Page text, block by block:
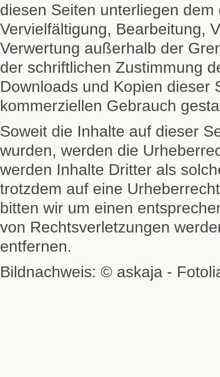
diesen Seiten unterliegen
Vervielfältigung, Bearbeitung,
Verwertung außerhalb der
der schriftlichen Zustimmung
Downloads und Kopien dieser
kommerziellen Gebrauch
Soweit die Inhalte auf dieser
wurden, werden die
werden Inhalte Dritter als
trotzdem auf eine
bitten wir um einen
von Rechtsverletzungen
entfernen.
Bildnachweis: © askaja -